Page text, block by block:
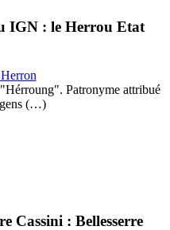
IGN : le Herrou Etat
Patronyme attribué
(…)
Cassini : Bellesserre